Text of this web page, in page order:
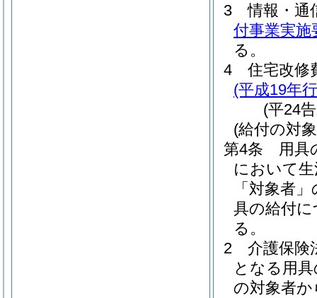
3
情報・通
付事業実施
る。
4
住宅改修
(平成19年
(平24
(給付の対
第4条
用具
において
「対象者
具の給付
る。
2
介護保険
となる用
の対象者